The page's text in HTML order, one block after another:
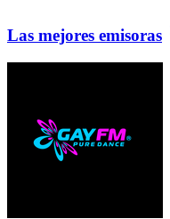
Las mejores emisoras